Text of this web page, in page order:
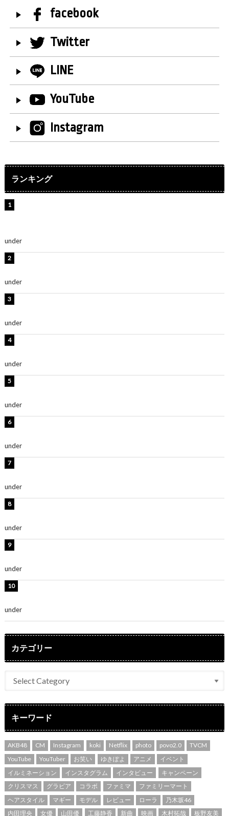
facebook
Twitter
LINE
YouTube
Instagram
ランキング
under
under
under
under
under
under
under
under
under
under
カテゴリー
キーワード
AKB48 CM Instagram koki Netflix photo povo2.0
TVCM
YouTube
YouTuber お笑い ゆきぽよ アニメ
イベント
イルミネーション
インスタグラム インタビュー
キャンペーン
クリスマス
グラビア コラボ ファミマ
ファミリーマート
ヘアスタイル
マギー モデル レビュー ローラ
乃木坂46
内田理央
女優 山田優 工藤静香 新曲 映画 木村拓哉 板野友美